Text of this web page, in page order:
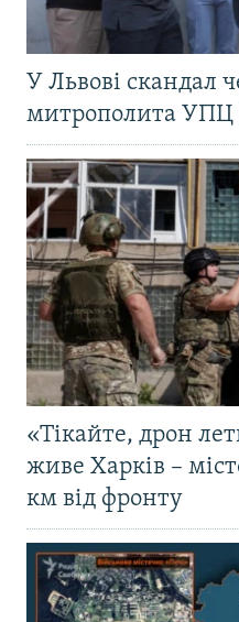
У Львові скандал
митрополита
«Тікайте, дрон
живе Харків –
км від фронту